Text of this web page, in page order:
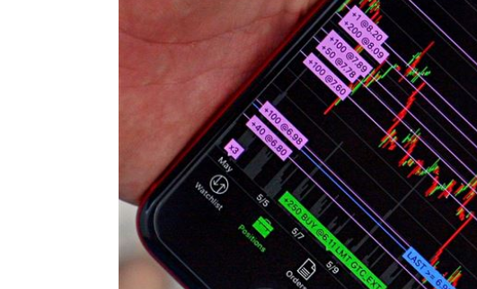
LIVE三立+24小時直播 15:27
三立iNEWS新聞台線上直播 18:00
商場戰國來臨 台中「頂奢大道」逐漸成形 12:00
台彩父親節推新刮刮樂千萬頭獎超「爸」氣 12:00
「拍片人的多重宇宙」職涯論壇9/12登場！ 10:30
8國球員齊聚高雄 Formosa 7s掀足球熱潮 10:00
理想混蛋號召粉絲跨海追星吃美食！ 18:15